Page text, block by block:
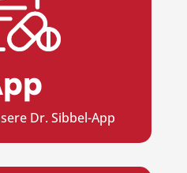
Dr. Sibbel-App